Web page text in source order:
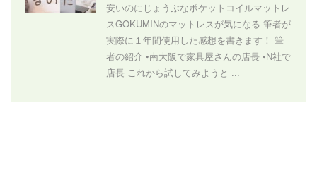
安いのにじょうぶなポケットコイルマットレ
スGOKUMINのマットレスが気になる 筆者が
実際に１年間使用した感想を書きます！ 筆
者の紹介 •南大阪で家具屋さんの店長 •N社で
店長 これから試してみようと ...